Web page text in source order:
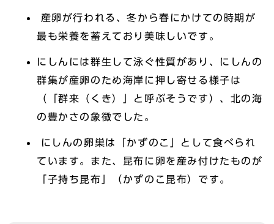
産卵が行われる、冬から春にかけての時期が
最も栄養を蓄えており美味しいです。
にしんには群生して泳ぐ性質があり、にしんの
群集が産卵のため海岸に押し寄せる様子は
（「群来（くき）」と呼ぶそうです）、北の海
の豊かさの象徴でした。
にしんの卵巣は「かずのこ」として食べられ
ています。また、昆布に卵を産み付けたものが
「子持ち昆布」（かずのこ昆布）です。